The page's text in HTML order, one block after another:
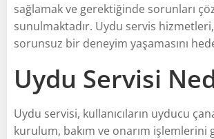
sağlamak ve gerektiğinde sorunları
sunulmaktadır. Uydu servis hizmetleri,
sorunsuz bir deneyim yaşamasını
Uydu Servisi
Uydu servisi, kullanıcıların uyducu
kurulum, bakım ve onarım işlemlerini